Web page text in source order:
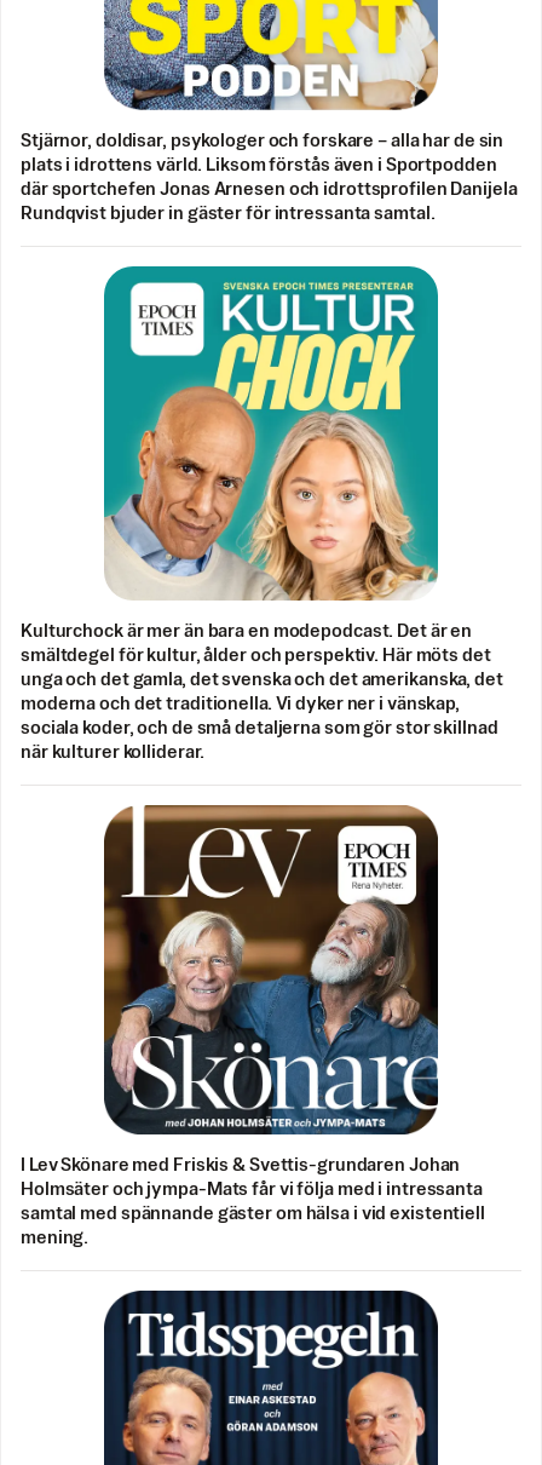
Stjärnor, doldisar, psykologer och forskare – alla har de sin
plats i idrottens värld. Liksom förstås även i Sportpodden
där sportchefen Jonas Arnesen och idrottsprofilen Danijela
Rundqvist bjuder in gäster för intressanta samtal.
Kulturchock är mer än bara en modepodcast. Det är en
smältdegel för kultur, ålder och perspektiv. Här möts det
unga och det gamla, det svenska och det amerikanska, det
moderna och det traditionella. Vi dyker ner i vänskap,
sociala koder, och de små detaljerna som gör stor skillnad
när kulturer kolliderar.
I Lev Skönare med Friskis & Svettis-grundaren Johan
Holmsäter och jympa-Mats får vi följa med i intressanta
samtal med spännande gäster om hälsa i vid existentiell
mening.